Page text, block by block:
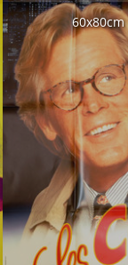
60x80cm